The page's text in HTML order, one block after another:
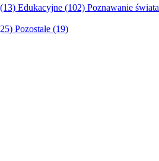
(13) Edukacyjne (102) Poznawanie świata
Pozostałe (19)